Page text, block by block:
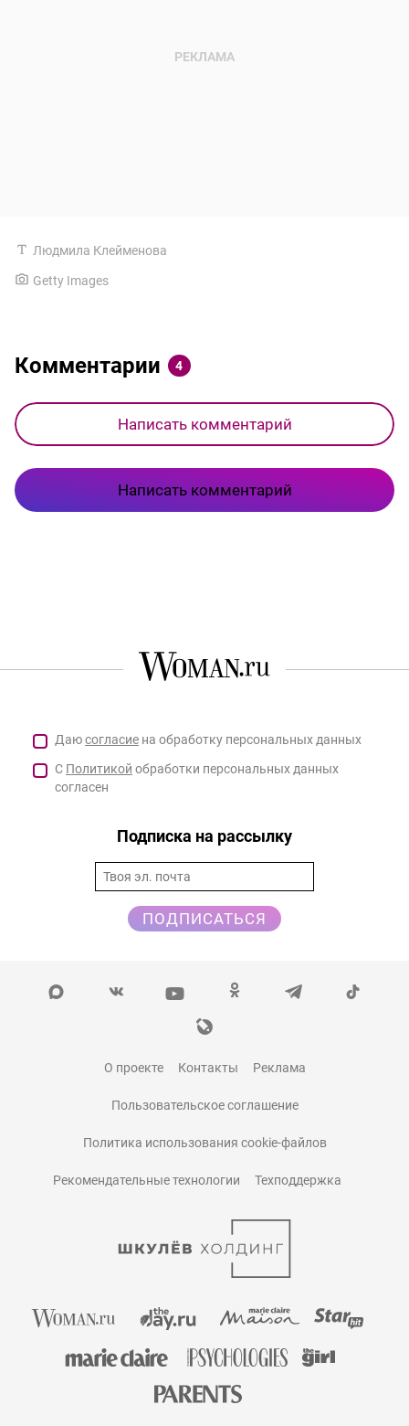
Людмила Клейменова
Getty Images
Комментарии 4
Написать комментарий
Написать комментарий
Даюсогласие на обработку персональных данных
С Политикой обработки персональных данных
согласен
Подписка на рассылку
ПОДПИСАТЬСЯ
О проекте Контакты Реклама
Пользовательское соглашение
Политика использования cookie-файлов
Рекомендательные технологии Техподдержка